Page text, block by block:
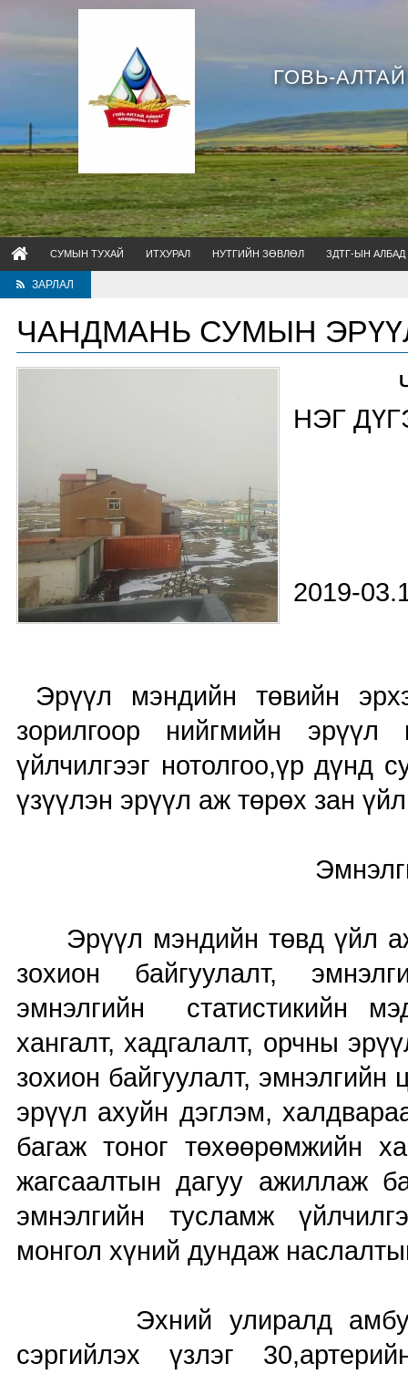
ГОВЬ-
СУМЫН ТУХАЙ ИТХУРАЛ НУТГИЙН ЗӨВЛӨЛ ЗДТГ-ЫН АЛБАД
ЗАРЛАЛ
ЧАНДМАНЬ СУМЫН
НЭГ
Эрүүл мэндийн төвийн
зорилгоор нийгмийн
үйлчилгээг нотолгоо,үр дүнд
үзүүлэн эрүүл аж төрөх зан
Эмнэлгийн
Эрүүл мэндийн төвд үйл
зохион байгуулалт,
эмнэлгийн статистикийн
хангалт, хадгалалт, орчны
зохион байгуулалт, эмнэлгийн
эрүүл ахуйн дэглэм,
багаж тоног төхөөрөмжийн
жагсаалтын дагуу
эмнэлгийн тусламж
монгол хүний дундаж
Эхний улиралд
сэргийлэх үзлэг